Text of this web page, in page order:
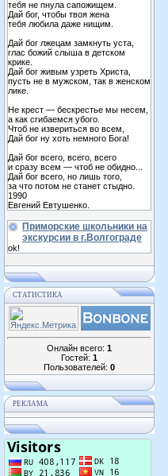
тебя не пнула сапожищем.
Дай бог, чтобы твоя жена
тебя любила даже нищим.
Дай бог лжецам замкнуть уста,
глас божий слыша в детском
крике.
Дай бог живым узреть Христа,
пусть не в мужском, так в женском
лике.
Не крест — бескрестье мы несем,
а как сгибаемся убого.
Чтоб не извериться во всем,
Дай бог ну хоть немного Бога!
Дай бог всего, всего, всего
и сразу всем — чтоб не обидно...
Дай бог всего, но лишь того,
за что потом не станет стыдно.
1990
Евгений Евтушенко.
Приморские школьники на
экскурсии в г.Волгограде
ok!
СТАТИСТИКА
Онлайн всего: 1
Гостей: 1
Пользователей: 0
РЕКЛАМА